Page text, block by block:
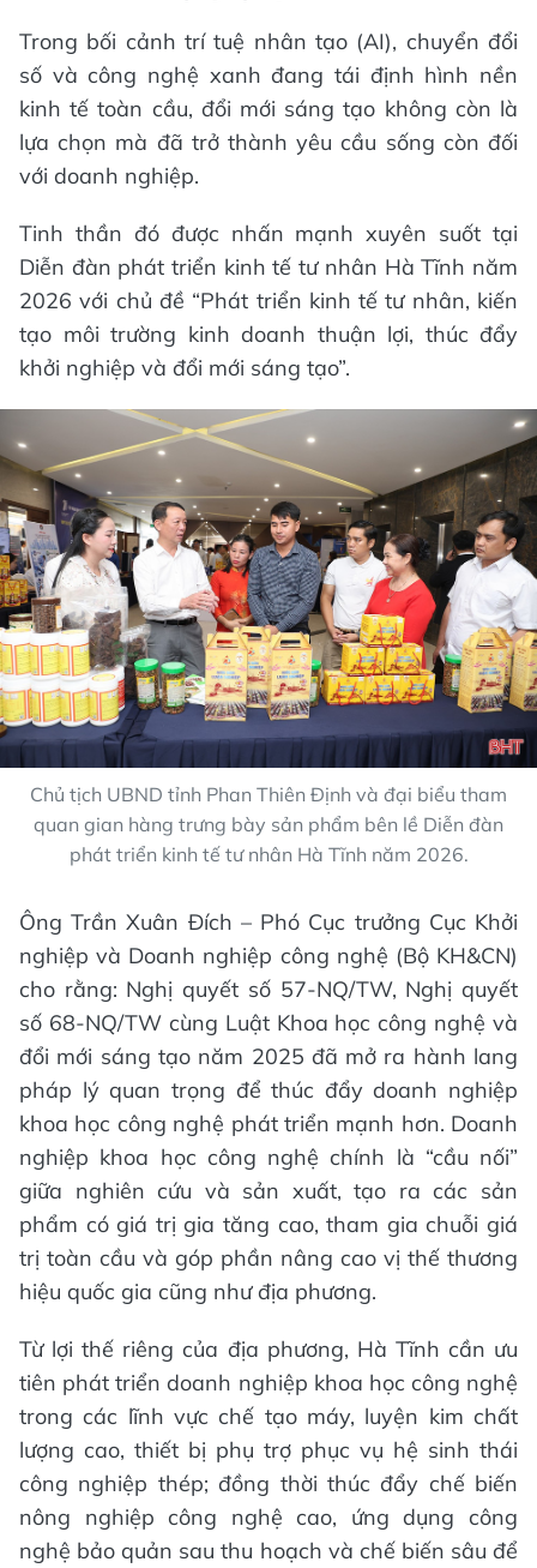
Trong bối cảnh trí tuệ nhân tạo (AI), chuyển đổi
số và công nghệ xanh đang tái định hình nền
kinh tế toàn cầu, đổi mới sáng tạo không còn là
lựa chọn mà đã trở thành yêu cầu sống còn đối
với doanh nghiệp.
Tinh thần đó được nhấn mạnh xuyên suốt tại
Diễn đàn phát triển kinh tế tư nhân Hà Tĩnh năm
2026 với chủ đề “Phát triển kinh tế tư nhân, kiến
tạo môi trường kinh doanh thuận lợi, thúc đẩy
khởi nghiệp và đổi mới sáng tạo”.
Chủ tịch UBND tỉnh Phan Thiên Định và đại biểu tham
quan gian hàng trưng bày sản phẩm bên lề Diễn đàn
phát triển kinh tế tư nhân Hà Tĩnh năm 2026.
Ông Trần Xuân Đích – Phó Cục trưởng Cục Khởi
nghiệp và Doanh nghiệp công nghệ (Bộ KH&CN)
cho rằng: Nghị quyết số 57-NQ/TW, Nghị quyết
số 68-NQ/TW cùng Luật Khoa học công nghệ và
đổi mới sáng tạo năm 2025 đã mở ra hành lang
pháp lý quan trọng để thúc đẩy doanh nghiệp
khoa học công nghệ phát triển mạnh hơn. Doanh
nghiệp khoa học công nghệ chính là “cầu nối”
giữa nghiên cứu và sản xuất, tạo ra các sản
phẩm có giá trị gia tăng cao, tham gia chuỗi giá
trị toàn cầu và góp phần nâng cao vị thế thương
hiệu quốc gia cũng như địa phương.
Từ lợi thế riêng của địa phương, Hà Tĩnh cần ưu
tiên phát triển doanh nghiệp khoa học công nghệ
trong các lĩnh vực chế tạo máy, luyện kim chất
lượng cao, thiết bị phụ trợ phục vụ hệ sinh thái
công nghiệp thép; đồng thời thúc đẩy chế biến
nông nghiệp công nghệ cao, ứng dụng công
nghệ bảo quản sau thu hoạch và chế biến sâu để